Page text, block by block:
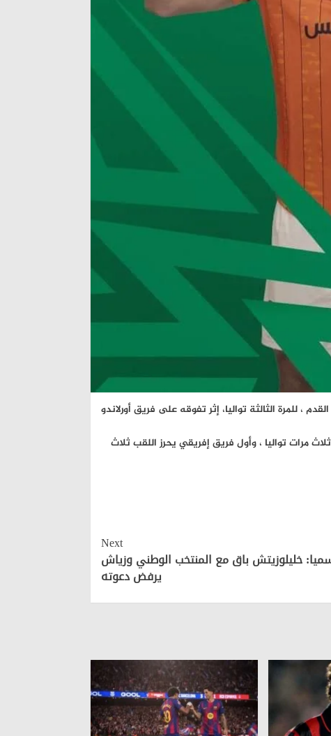
، للمرة الثالثة تواليا، إثر تفوقه على فريق أورلاندو
مرات تواليا ، وأول فريق إفريقي يحرز اللقب ثلاث
Next
خليلوزيتش باق مع المنتخب الوطني وزياش
يرفض دعوته